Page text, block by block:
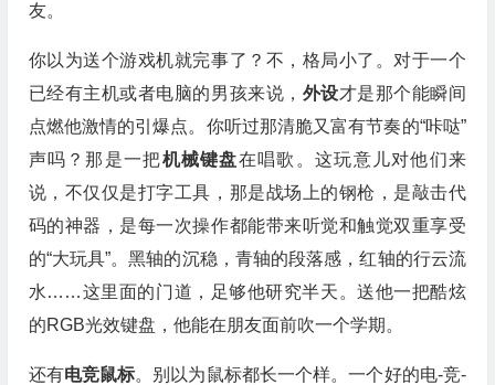
友。
你以为送个游戏机就完事了？不，格局小了。对于一个
已经有主机或者电脑的男孩来说， 外设才是那个能瞬间
点燃他激情的引爆点。你听过那清脆又富有节奏的“咔哒”
声吗？那是一把机械键盘在唱歌。这玩意儿对他们来
说，不仅仅是打字工具，那是战场上的钢枪，是敲击代
码的神器，是每一次操作都能带来听觉和触觉双重享受
的“大玩具”。黑轴的沉稳，青轴的段落感，红轴的行云流
水……这里面的门道，足够他研究半天。送他一把酷炫
的RGB光效键盘，他能在朋友面前吹一个学期。
还有电竞鼠标。别以为鼠标都长一个样。一个好的电-竞-